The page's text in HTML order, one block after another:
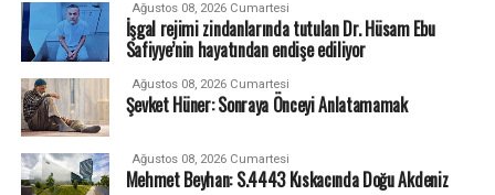
Ağustos 08, 2026 Cumartesi
İşgal rejimi zindanlarında tutulan Dr. Hüsam Ebu
Safiyye’nin hayatından endişe ediliyor
Ağustos 08, 2026 Cumartesi
Şevket Hüner: Sonraya Önceyi Anlatamamak
Ağustos 08, 2026 Cumartesi
Mehmet Beyhan: S.4443 Kıskacında Doğu Akdeniz